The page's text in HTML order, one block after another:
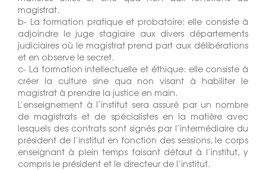
magistrat.
b- La formation pratique et probatoire: elle consiste à
adjoindre le juge stagiaire aux divers départements
judiciaires où le magistrat prend part aux délibérations
et en observe le secret.
c- La formation intellectuelle et éthique: elle consiste à
créer la culture sine qua non visant à habiliter le
magistrat à prendre la justice en main.
L’enseignement à l’institut sera assuré par un nombre
de magistrats et de spécialistes en la matière avec
lesquels des contrats sont signés par l’intermédiaire du
président de l’institut en fonction des sessions, le corps
enseignant à plein temps faisant défaut à l’institut, y
compris le président et le directeur de l’institut.